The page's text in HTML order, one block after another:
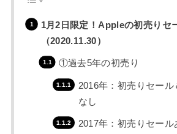
1月2日限定！Appleの初売りセ
（2020.11.30）
①過去5年の初売り
2016年：初売りセー
なし
2017年：初売りセー